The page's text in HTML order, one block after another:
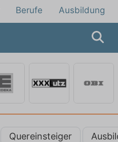
Berufe Ausbildung
Quereinsteiger